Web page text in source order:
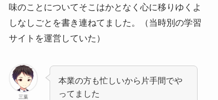
味のことについてそこはかとなく心に移りゆくよ
しなしごとを書き連ねてました。（当時別の学習
サイトを運営していた）
三葉
本業の方も忙しいから片手間でや
ってました